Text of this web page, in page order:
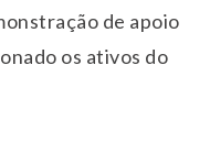
de apoio
os ativos do